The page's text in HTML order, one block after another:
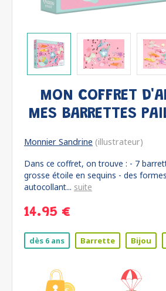
MON COFFRET
MES BARRETTES
Monnier Sandrine (illustrateur)
Dans ce coffret, on trouve : - 7
grosse étoile en sequins - des
autocollant... suite
14.95 €
dès 6 ans Barrette Bijou